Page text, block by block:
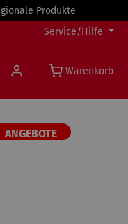
Produkte
Service/Hilfe
Warenkorb
ANGEBOTE